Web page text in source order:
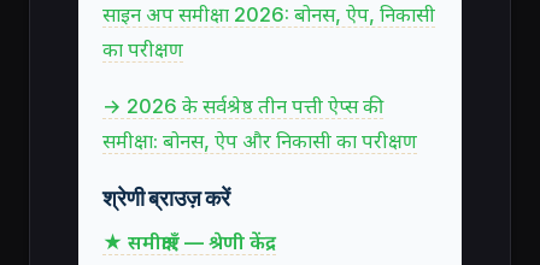
साइन अप समीक्षा 2026: बोनस, ऐप, निकासी
का परीक्षण
→ 2026 के सर्वश्रेष्ठ तीन पत्ती ऐप्स की
समीक्षा: बोनस, ऐप और निकासी का परीक्षण
श्रेणी ब्राउज़ करें
★ समीक्षाएँ — श्रेणी केंद्र